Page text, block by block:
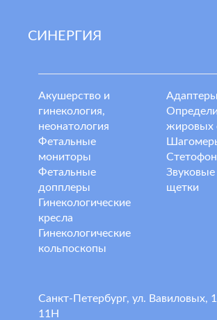
СИНЕРГИЯ
Акушерство и
гинекология,
неонатология
Фетальные
мониторы
Фетальные
допплеры
Гинекологические
кресла
Гинекологические
кольпоскопы
Адаптеры
жировых
щетки
Санкт-Петербург, ул. Вавиловых,
11Н